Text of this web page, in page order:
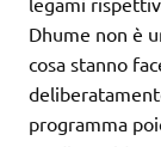
Dhume non è
cosa stanno
programma